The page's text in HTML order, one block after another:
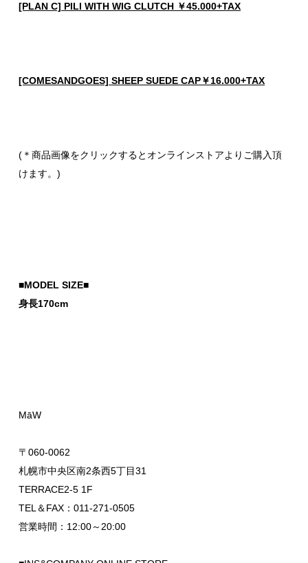
[PLAN C] PILI WITH WIG CLUTCH ￥45.000+TAX
[COMESANDGOES] SHEEP SUEDE CAP￥16.000+TAX
(＊商品画像をクリックするとオンラインストアよりご購入頂
けます。)
■MODEL SIZE■
身長170cm
MāW
〒060-0062
札幌市中央区南2条西5丁目31
TERRACE2-5 1F
TEL＆FAX：011-271-0505
営業時間：12:00～20:00